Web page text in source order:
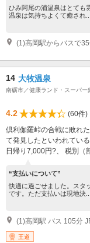
ひみ阿尾の浦温泉はとても
温泉は気持ちよくて癒され...
14 大牧温泉
南砺市／健康ランド・スーパー
4.2
(60件)
倶利伽羅峠の合戦に敗れ
て発見したといわれてい
日帰り7,000円?、 税別（
“支払いについて”
快適に過ごせました。スタ
です。ただ支払いは現地決...
王道